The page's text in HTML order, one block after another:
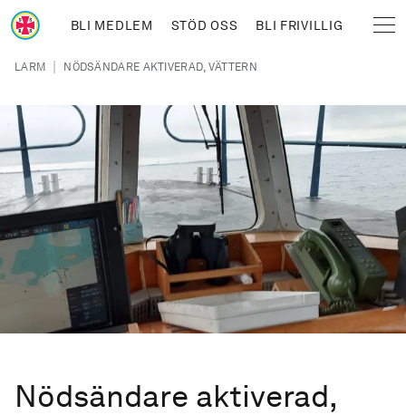
Hoppa till huvudinnehåll
BLI MEDLEM STÖD OSS BLI FRIVILLIG
Länkstig
LARM | NÖDSÄNDARE AKTIVERAD, VÄTTERN
Nödsändare aktiverad,